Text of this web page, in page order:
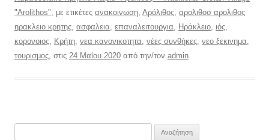
"Arolithos", με ετικέτες ανακοινωση, Αρόλιθος, αρολιθοσ αρολιθος
ηρακλειο κρητης, ασφαλεια, επαναλειτουργια, Ηράκλειο, ιός,
κορονοιος, Κρήτη, νεα κανονικοτητα, νέες συνθήκες, νεο ξεκινημα,
τουρισμος, στις 24 Μαΐου 2020 από την/τον admin.